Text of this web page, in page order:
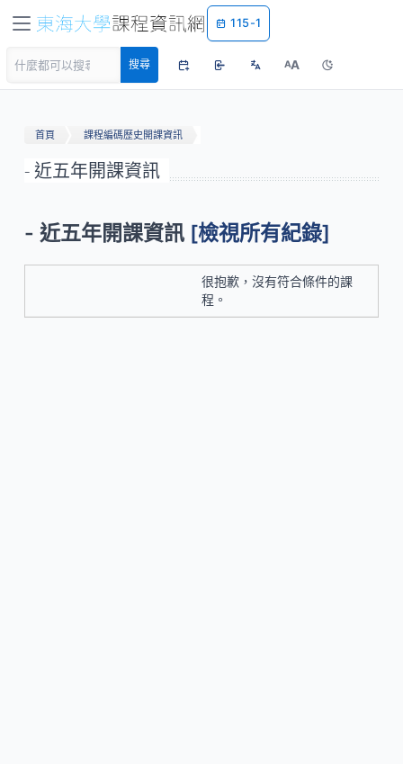
115-1
搜尋 AA
首頁 課程編碼歷史開課資訊
- 近五年開課資訊
- 近五年開課資訊 [檢視所有紀錄]
很抱歉，沒有符合條件的課
程。